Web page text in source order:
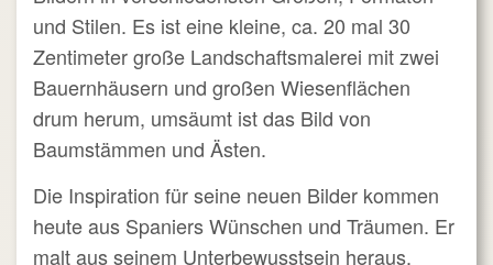
und Stilen. Es ist eine kleine, ca. 20 mal 30
Zentimeter große Landschaftsmalerei mit zwei
Bauernhäusern und großen Wiesenflächen
drum herum, umsäumt ist das Bild von
Baumstämmen und Ästen.
Die Inspiration für seine neuen Bilder kommen
heute aus Spaniers Wünschen und Träumen. Er
malt aus seinem Unterbewusstsein heraus.